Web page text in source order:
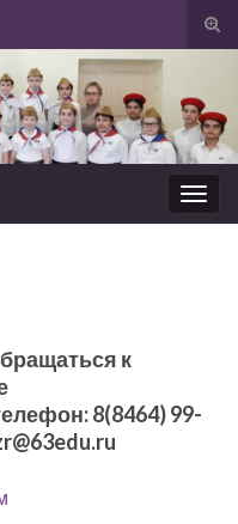
Вкл/
Вкл/
выкл
к
8(8464) 99-